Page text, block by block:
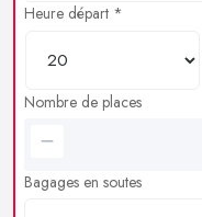
Heure départ *
Nombre de places
Bagages en soutes